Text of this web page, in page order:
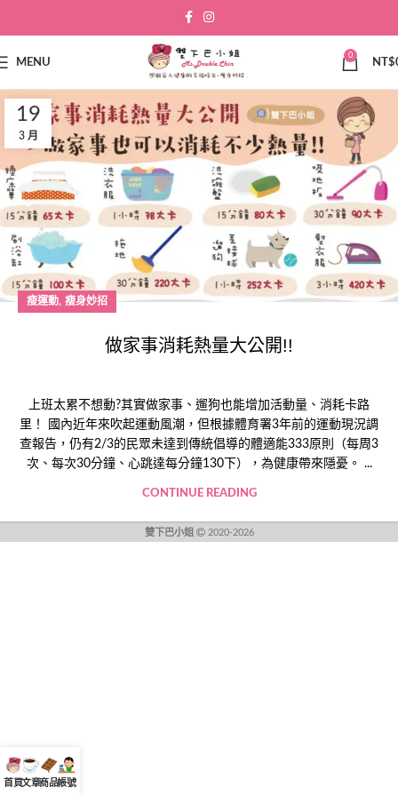
MENU
0
NT$
19
3 月
瘦運動, 瘦身妙招
做家事消耗熱量大公開!!
上班太累不想動?其實做家事、遛狗也能增加活動量、消耗卡路
里！ 國內近年來吹起運動風潮，但根據體育署3年前的運動現況調
查報告，仍有2/3的民眾未達到傳統倡導的體適能333原則（每周3
次、每次30分鐘、心跳達每分鐘130下），為健康帶來隱憂。 ...
CONTINUE READING
雙下巴小姐 2020-2026
首頁文章商品帳號